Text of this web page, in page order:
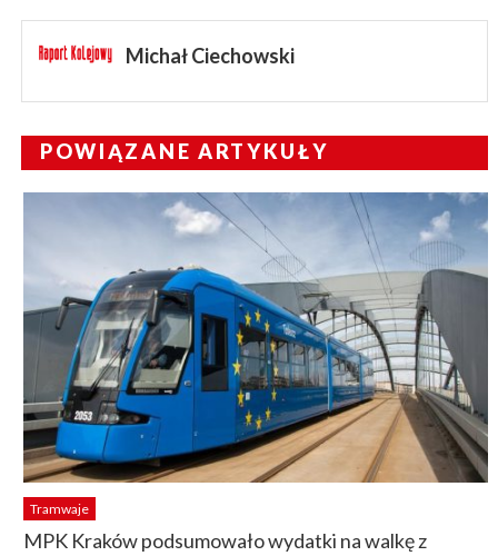
Michał Ciechowski
POWIĄZANE ARTYKUŁY
Tramwaje
MPK Kraków podsumowało wydatki na walkę z